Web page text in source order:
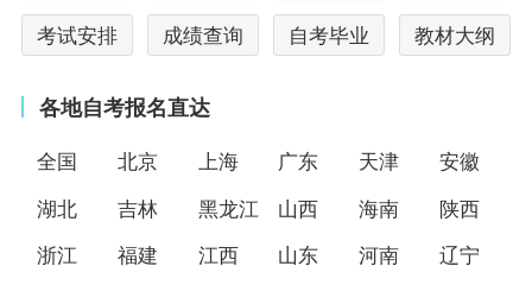
考试安排
成绩查询 自考毕业 教材大纲
各地自考报名直达
全国 北京 上海 广东 天津
安徽
湖北
吉林 黑龙江 山西 海南
陕西
浙江
福建 江西 山东 河南
辽宁